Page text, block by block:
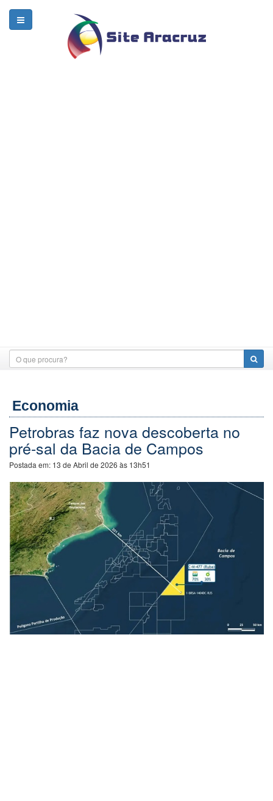
Economia
Petrobras faz nova descoberta no
pré-sal da Bacia de Campos
Postada em: 13 de Abril de 2026 às 13h51